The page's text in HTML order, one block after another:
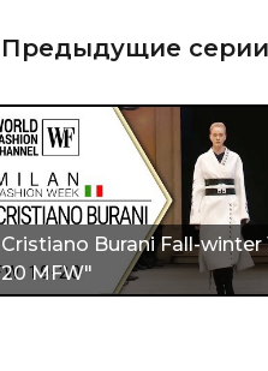
Предыдущие серии
Cristiano Burani Fall-winter
20 MFW"